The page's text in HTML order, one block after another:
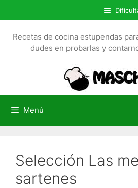
a
l
Recetas de cocina estupendas
dudes en probarlas y
Menú
Selección Las
sartenes